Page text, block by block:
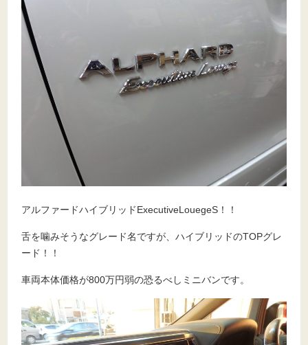
アルファードハイブリッドExecutiveLouegeS！！
舌を噛みそうなグレード名ですが、ハイブリッドのTOPグレ
ード！！
車両本体価格が800万円弱の恐るべしミニバンです。